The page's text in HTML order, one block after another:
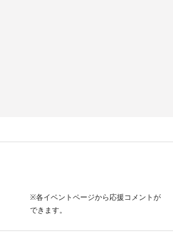
※各イベントページから応援コメントが
できます。